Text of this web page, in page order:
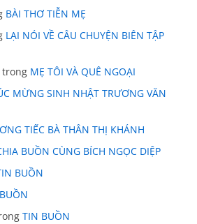
BÀI THƠ TIỄN MẸ
LẠI NÓI VỀ CÂU CHUYỆN BIÊN TẬP
trong MẸ TÔI VÀ QUÊ NGOẠI
MỪNG SINH NHẬT TRƯƠNG VĂN
TIẾC BÀ THÂN THỊ KHÁNH
BUỒN CÙNG BÍCH NGỌC DIỆP
BUỒN
TIN BUỒN